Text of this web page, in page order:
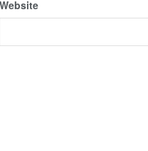
Website